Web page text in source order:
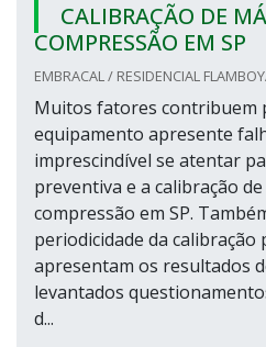
CALIBRAÇÃO DE
COMPRESSÃO EM SP
EMBRACAL / RESIDENCIAL
Muitos fatores contribuem
equipamento apresente
imprescindível se atentar
preventiva e a calibração
compressão em SP.
periodicidade da calibração
apresentam os resultados
levantados
d...